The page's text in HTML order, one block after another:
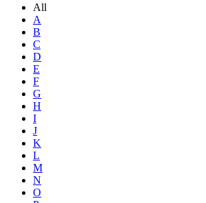
All
A
B
C
D
E
F
G
H
I
J
K
L
M
N
O